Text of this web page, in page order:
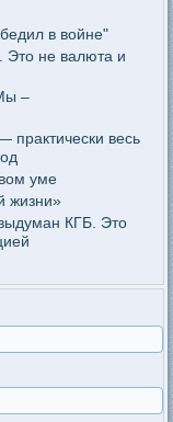
в войне"
Это не валюта и
–
практически весь
уме
жизни»
КГБ. Это